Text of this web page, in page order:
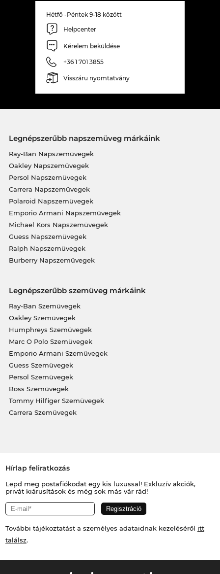
Hétfő -Péntek 9-18 között
Helpcenter
Kérelem beküldése
+36 1 701 3855
Visszáru nyomtatvány
Legnépszerűbb napszemüveg márkáink
Ray-Ban Napszemüvegek
Oakley Napszemüvegek
Persol Napszemüvegek
Carrera Napszemüvegek
Polaroid Napszemüvegek
Emporio Armani Napszemüvegek
Michael Kors Napszemüvegek
Guess Napszemüvegek
Ralph Napszemüvegek
Burberry Napszemüvegek
Legnépszerűbb szemüveg márkáink
Ray-Ban Szemüvegek
Oakley Szemüvegek
Humphreys Szemüvegek
Marc O Polo Szemüvegek
Emporio Armani Szemüvegek
Guess Szemüvegek
Persol Szemüvegek
Boss Szemüvegek
Tommy Hilfiger Szemüvegek
Carrera Szemüvegek
Hírlap feliratkozás
Lepd meg postafiókodat egy kis luxussal! Exkluzív akciók,
privát kiárusítások és még sok más vár rád!
További tájékoztatást a személyes adataidnak kezeléséről itt
találsz.